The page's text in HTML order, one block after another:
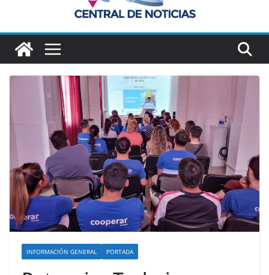
INFORMACIÓN GENERAL PORTADA